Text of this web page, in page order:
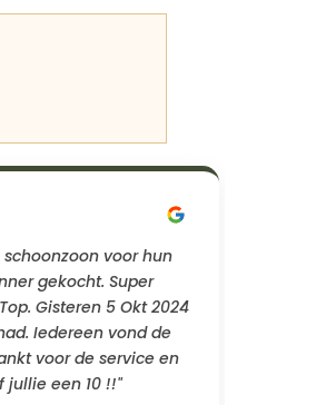
voor hun
gekocht. Super
Gisteren 5 Okt 2024
Iedereen vond de
voor de service en
jullie een 10 !!"